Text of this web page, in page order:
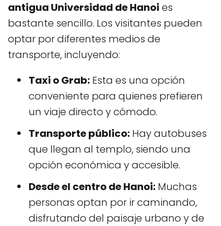
antigua Universidad de Hanoi es
bastante sencillo. Los visitantes pueden
optar por diferentes medios de
transporte, incluyendo:
Taxi o Grab: Esta es una opción
conveniente para quienes prefieren
un viaje directo y cómodo.
Transporte público: Hay autobuses
que llegan al templo, siendo una
opción económica y accesible.
Desde el centro de Hanoi: Muchas
personas optan por ir caminando,
disfrutando del paisaje urbano y de